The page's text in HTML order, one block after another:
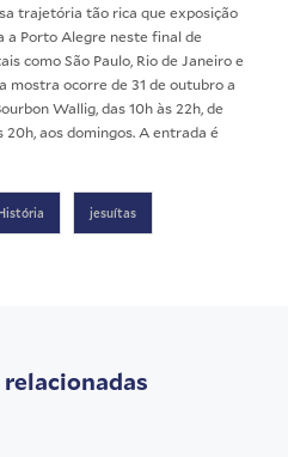
trajetória tão rica que exposição
a Porto Alegre neste final de
como São Paulo, Rio de Janeiro e
mostra ocorre de 31 de outubro a
Wallig, das 10h às 22h, de
20h, aos domingos. A entrada é
jesuítas